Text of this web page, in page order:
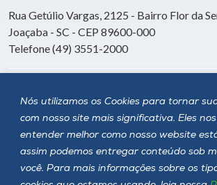
Nós utilizamos os Cookies para tornar
com nosso site mais significativa. Eles
entender melhor como nosso website
assim podemos entregar conteúdo sob
você. Para mais informações sobre os
Rua Getúlio Vargas, 2125 - Bairro Flor da
Joaçaba - SC - CEP 89600-000
Telefone (49) 3551-2000
Siga a Unoesc